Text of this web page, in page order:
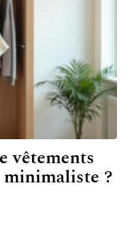
vêtements
minimaliste ?